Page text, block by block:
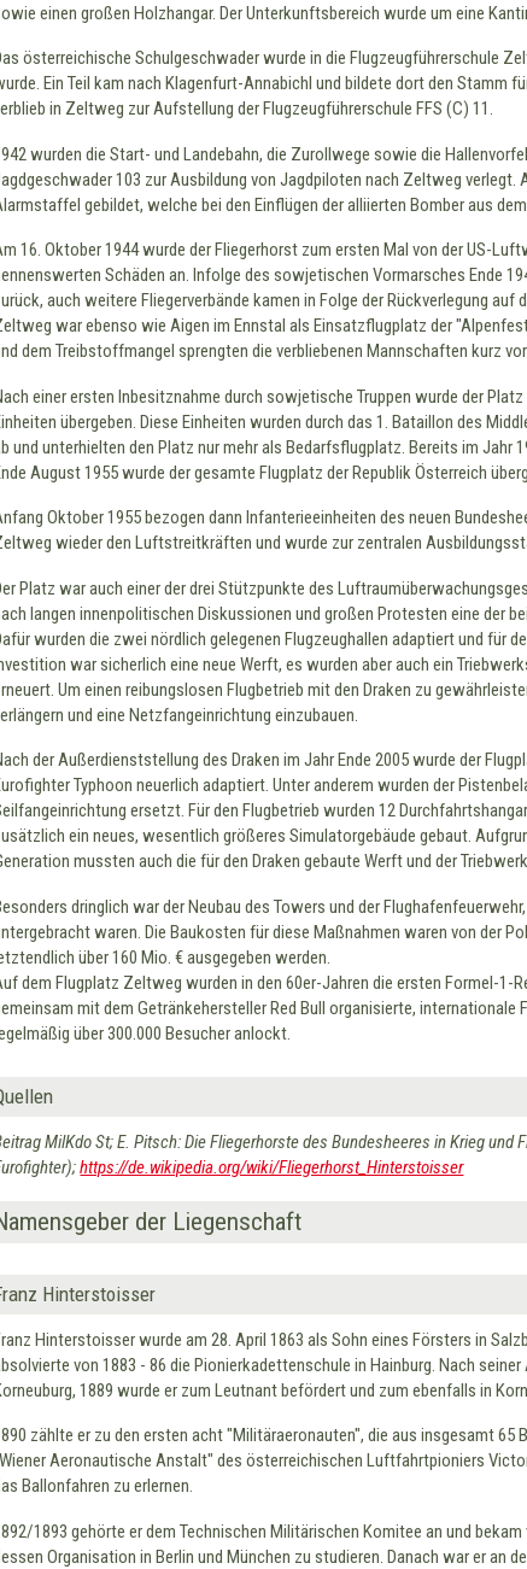
einen großen Holzhangar. Der Unterkunftsbereich wurde um eine
österreichische Schulgeschwader wurde in die Flugzeugführerschule
Ein Teil kam nach Klagenfurt-Annabichl und bildete dort den Stamm
in Zeltweg zur Aufstellung der Flugzeugführerschule FFS (C) 11.
wurden die Start- und Landebahn, die Zurollwege sowie die
103 zur Ausbildung von Jagdpiloten nach Zeltweg
gebildet, welche bei den Einflügen der alliierten Bomber aus
16. Oktober 1944 wurde der Fliegerhorst zum ersten Mal von der US-
Schäden an. Infolge des sowjetischen Vormarsches Ende
auch weitere Fliegerverbände kamen in Folge der Rückverlegung
war ebenso wie Aigen im Ennstal als Einsatzflugplatz der
dem Treibstoffmangel sprengten die verbliebenen Mannschaften kurz
einer ersten Inbesitznahme durch sowjetische Truppen wurde der
übergeben. Diese Einheiten wurden durch das 1. Bataillon des
und unterhielten den Platz nur mehr als Bedarfsflugplatz. Bereits im Jahr
August 1955 wurde der gesamte Flugplatz der Republik Österreich
Oktober 1955 bezogen dann Infanterieeinheiten des neuen
wieder den Luftstreitkräften und wurde zur zentralen
Platz war auch einer der drei Stützpunkte des
langen innenpolitischen Diskussionen und großen Protesten eine der
wurden die zwei nördlich gelegenen Flugzeughallen adaptiert und für
war sicherlich eine neue Werft, es wurden aber auch ein
Um einen reibungslosen Flugbetrieb mit den Draken zu
und eine Netzfangeinrichtung einzubauen.
der Außerdienststellung des Draken im Jahr Ende 2005 wurde der
Typhoon neuerlich adaptiert. Unter anderem wurden der
ersetzt. Für den Flugbetrieb wurden 12
ein neues, wesentlich größeres Simulatorgebäude gebaut.
mussten auch die für den Draken gebaute Werft und der
dringlich war der Neubau des Towers und der
waren. Die Baukosten für diese Maßnahmen waren von der
über 160 Mio. € ausgegeben werden.
dem Flugplatz Zeltweg wurden in den 60er-Jahren die ersten Formel-1-
mit dem Getränkehersteller Red Bull organisierte,
über 300.000 Besucher anlockt.
MilKdo St; E. Pitsch: Die Fliegerhorste des Bundesheeres in Krieg
https://de.wikipedia.org/wiki/Fliegerhorst_Hinterstoisser
der Liegenschaft
Hinterstoisser
Hinterstoisser wurde am 28. April 1863 als Sohn eines Försters in
von 1883 - 86 die Pionierkadettenschule in Hainburg. Nach
1889 wurde er zum Leutnant befördert und zum ebenfalls in
zählte er zu den ersten acht "Militäraeronauten", die aus insgesamt
Aeronautische Anstalt" des österreichischen Luftfahrtpioniers
Ballonfahren zu erlernen.
1893 gehörte er dem Technischen Militärischen Komitee an und
Organisation in Berlin und München zu studieren. Danach war er an